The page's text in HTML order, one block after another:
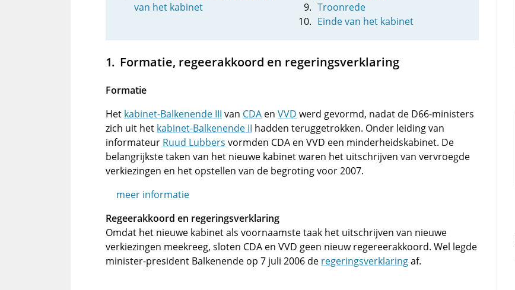
van het kabinet
Troonrede
Einde van het kabinet
Formatie, regeerakkoord en regeringsverklaring
Formatie
Het kabinet-Balkenende III van CDA en VVD werd gevormd, nadat de D66-ministers
zich uit het kabinet-Balkenende II hadden teruggetrokken. Onder leiding van
informateur Ruud Lubbers vormden CDA en VVD een minderheidskabinet. De
belangrijkste taken van het nieuwe kabinet waren het uitschrijven van vervroegde
verkiezingen en het opstellen van de begroting voor 2007.
meer informatie
Regeerakkoord en regeringsverklaring
Omdat het nieuwe kabinet als voornaamste taak het uitschrijven van nieuwe
verkiezingen meekreeg, sloten CDA en VVD geen nieuw regereerakkoord. Wel legde
minister-president Balkenende op 7 juli 2006 de regeringsverklaringaf.